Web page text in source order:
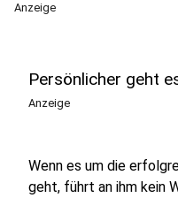
Anzeige
Persönlicher geht
Anzeige
Wenn es um die
geht, führt an ihm kein